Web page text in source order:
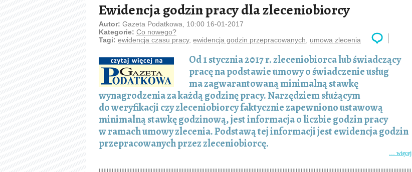
Ewidencja godzin pracy dla zleceniobiorcy
Autor: Gazeta Podatkowa, 10:00 16-01-2017
Kategorie: Co nowego?
Tagi: ewidencja czasu pracy, ewidencja godzin przepracowanych umowa zlecenia
Od 1 stycznia 2017 r. zleceniobiorca lub świadczący
pracę na podstawie umowy o świadczenie usług
ma zagwarantowaną minimalną stawkę
wynagrodzenia za każdą godzinę pracy. Narzędziem służącym
do weryfikacji czy zleceniobiorcy faktycznie zapewniono ustawową
minimalną stawkę godzinową, jest informacja o liczbie godzin pracy
w ramach umowy zlecenia. Podstawą tej informacji jest ewidencja godzin
przepracowanych przez zleceniobiorcę.
… więcej